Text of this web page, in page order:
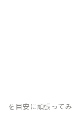
を目安に頑張ってみ